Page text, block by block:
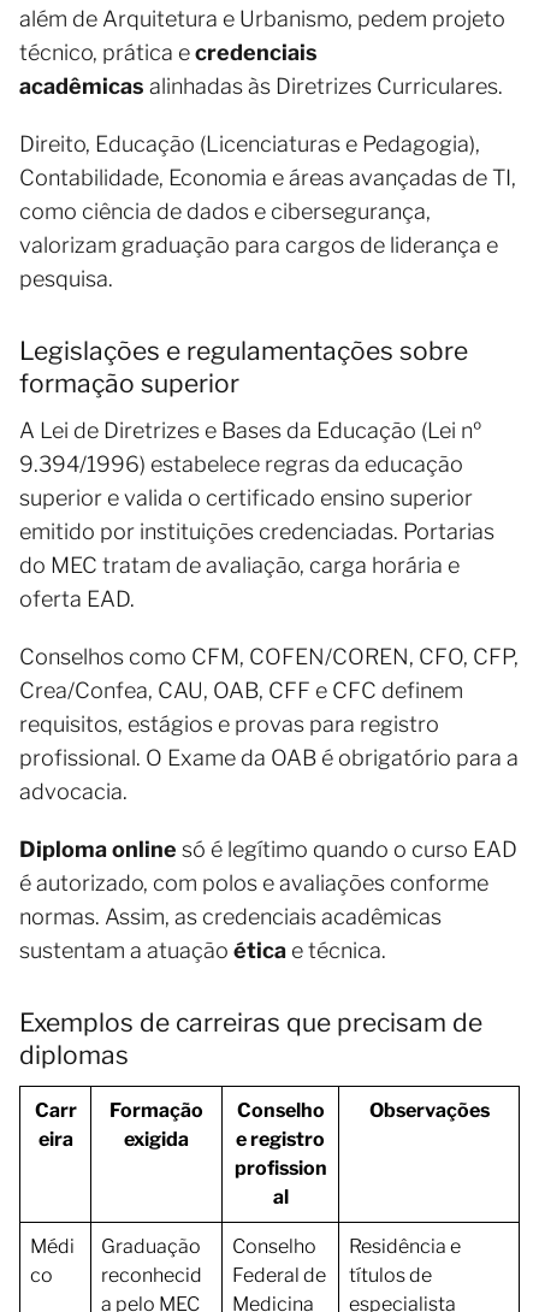
além de Arquitetura e Urbanismo, pedem projeto
técnico, prática ecredenciais
acadêmicas alinhadas às Diretrizes Curriculares.
Direito, Educação (Licenciaturas e Pedagogia),
Contabilidade, Economia e áreas avançadas de TI,
como ciência de dados e cibersegurança,
valorizam graduação para cargos de liderança e
pesquisa.
Legislações e regulamentações sobre
formação superior
A Lei de Diretrizes e Bases da Educação (Lei nº
9.394/1996) estabelece regras da educação
superior e valida o certificado ensino superior
emitido por instituições credenciadas. Portarias
do MEC tratam de avaliação, carga horária e
oferta EAD.
Conselhos como CFM, COFEN/COREN, CFO, CFP,
Crea/Confea, CAU, OAB, CFF e CFC definem
requisitos, estágios e provas para registro
profissional. O Exame da OAB é obrigatório para a
advocacia.
Diploma online só é legítimo quando o curso EAD
é autorizado, com polos e avaliações conforme
normas. Assim, as credenciais acadêmicas
sustentam a atuação ética e técnica.
Exemplos de carreiras que precisam de
diplomas
Carr
eira
Formação
exigida
Conselho
e registro
profission
al
Observações
Médi
co
Graduação
reconhecid
a pelo MEC
Conselho
Federal de
Medicina
Residência e
títulos de
especialista